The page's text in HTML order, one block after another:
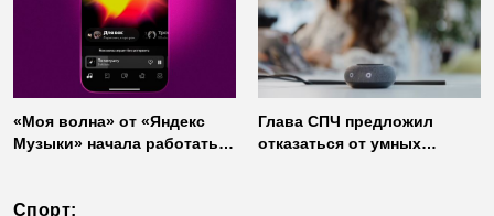
«Моя волна» от «Яндекс
Музыки» начала работать
Глава СПЧ предложил
отказаться от умных
Спорт: